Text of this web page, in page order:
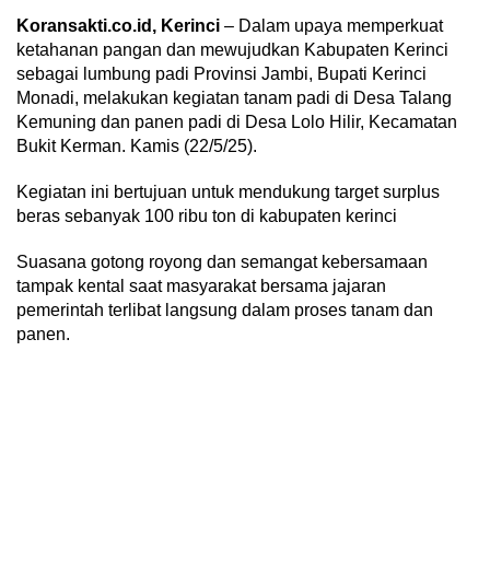
Koransakti.co.id, Kerinci – Dalam upaya memperkuat
ketahanan pangan dan mewujudkan Kabupaten Kerinci
sebagai lumbung padi Provinsi Jambi, Bupati Kerinci
Monadi, melakukan kegiatan tanam padi di Desa Talang
Kemuning dan panen padi di Desa Lolo Hilir, Kecamatan
Bukit Kerman. Kamis (22/5/25).
Kegiatan ini bertujuan untuk mendukung target surplus
beras sebanyak 100 ribu ton di kabupaten kerinci
Suasana gotong royong dan semangat kebersamaan
tampak kental saat masyarakat bersama jajaran
pemerintah terlibat langsung dalam proses tanam dan
panen.